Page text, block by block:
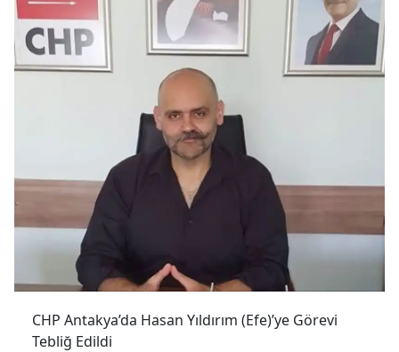
CHP Antakya’da Hasan Yıldırım (Efe)’ye Görevi
Tebliğ Edildi